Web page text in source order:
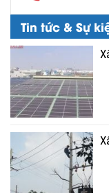
Tin tức & Sự